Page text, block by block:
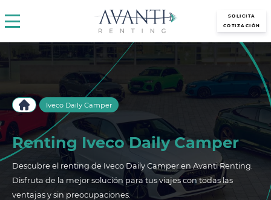
SOLICITA
COTIZACIÓN
Iveco Daily Camper
Renting Iveco Daily Camper
Descubre el renting de Iveco Daily Camper en Avanti Renting.
Disfruta de la mejor solución para tus viajes con todas las
ventajas y sin preocupaciones.